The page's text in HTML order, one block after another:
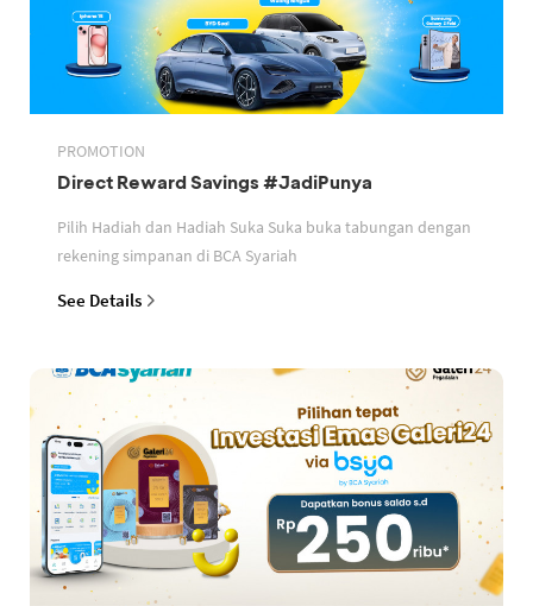
PROMOTION
Direct Reward Savings #JadiPunya
Pilih Hadiah dan Hadiah Suka Suka buka tabungan dengan
rekening simpanan di BCA Syariah
See Details